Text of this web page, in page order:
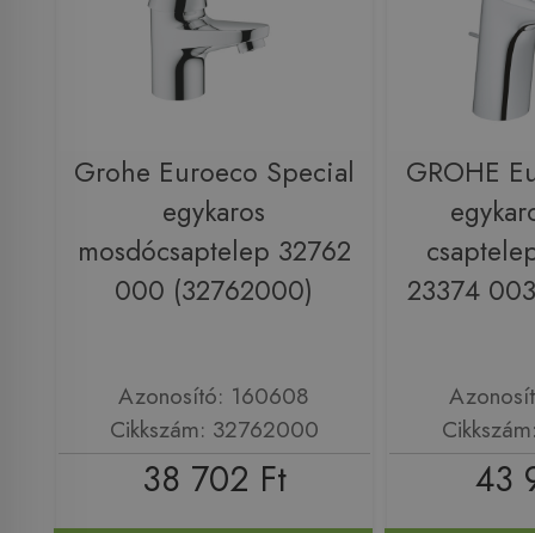
Grohe Euroeco Special
egykaros
mosdócsaptelep 32762
000 (32762000)
Azonosító: 160608
Cikkszám: 32762000
38 702 Ft
GROHE
23374
43